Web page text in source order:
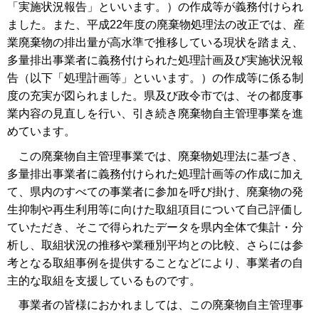
「実施状況報告」といいます。）の作成等が義務付けられ
ました。また、平成22年度の廃棄物処理法の改正では、産
業廃棄物の排出量が高水準で推移している現状を踏まえ、
多量排出事業者に義務付けられた処理計画及び実施状況報
告（以下「処理計画等」といいます。）の作成等に係る制
度の充実が図られました。県及び政令市では、その都度事
業内容の見直しを行い、引き続き廃棄物自主管理事業を進
めています。
この廃棄物自主管理事業では、廃棄物処理法に基づき、
多量排出事業者に義務付けられた処理計画等の作成に加え
て、県内のすべての事業者に参加を呼び掛け、廃棄物の発
生抑制や再生利用等に向けた取組項目について自己評価し
ていただき、そこで得られたデータを県内全体で集計・分
析し、取組状況の推移や業種別平均との比較、さらには参
考となる取組事例を提供することなどにより、事業者の自
主的な取組を支援しているものです。
事業者の皆様におかれましては、この廃棄物自主管理事